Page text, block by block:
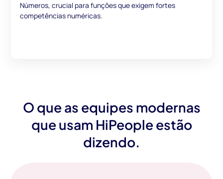
Números, crucial para funções que exigem fortes
competências numéricas.
O que as equipes modernas
que usam HiPeople estão
dizendo.